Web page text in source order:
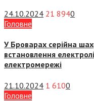
24.10.2024 21 8940
Головне
У Броварах серійна
встановлення
електромережі
21.10.2024 1 6100
Головне